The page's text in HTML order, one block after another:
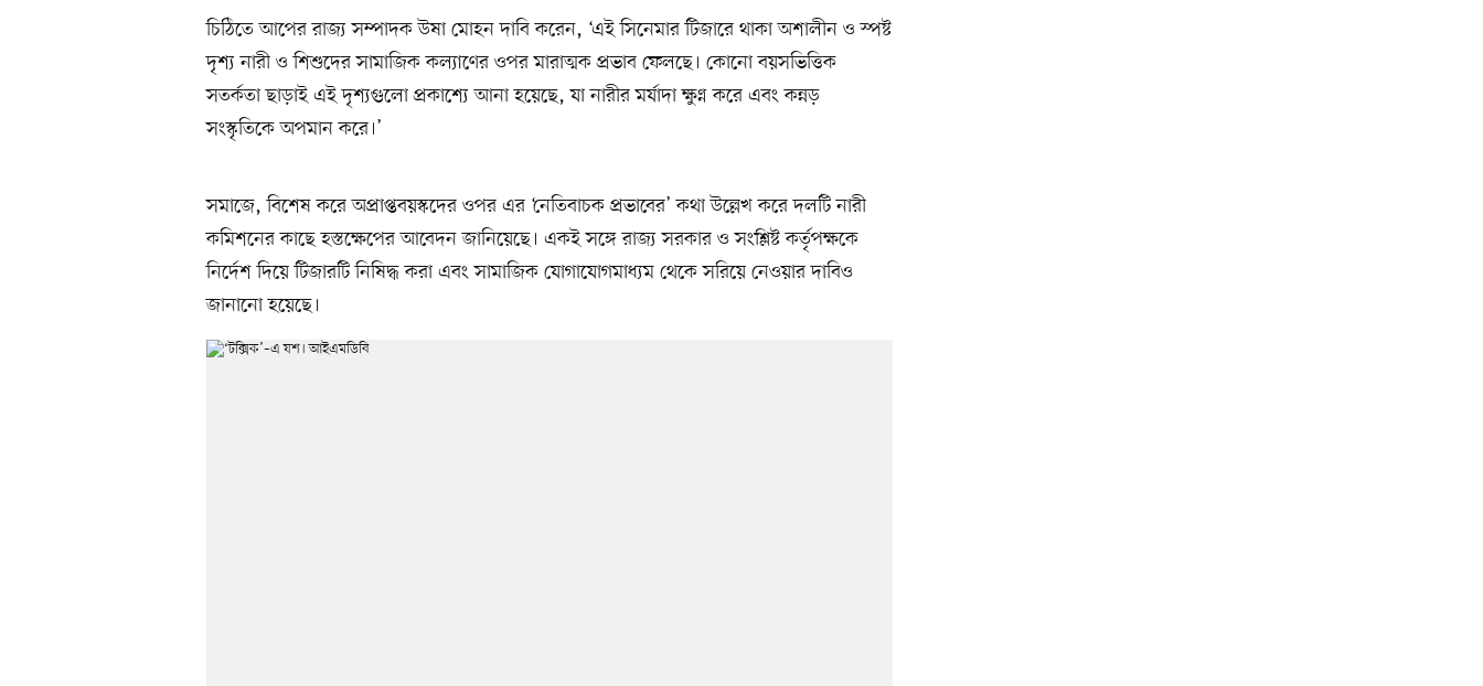
চিঠিতে আপের রাজ্য সম্পাদক উষা মোহন দাবি করেন, ‘এই সিনেমার টিজারে থাকা অশালীন ও স্পষ্ট
দৃশ্য নারী ও শিশুদের সামাজিক কল্যাণের ওপর মারাত্মক প্রভাব ফেলছে। কোনো বয়সভিত্তিক
সতর্কতা ছাড়াই এই দৃশ্যগুলো প্রকাশ্যে আনা হয়েছে, যা নারীর মর্যাদা ক্ষুণ্ন করে এবং কন্নড়
সংস্কৃতিকে অপমান করে।’
সমাজে, বিশেষ করে অপ্রাপ্তবয়স্কদের ওপর এর ‘নেতিবাচক প্রভাবের’ কথা উল্লেখ করে দলটি নারী
কমিশনের কাছে হস্তক্ষেপের আবেদন জানিয়েছে। একই সঙ্গে রাজ্য সরকার ও সংশ্লিষ্ট কর্তৃপক্ষকে
নির্দেশ দিয়ে টিজারটি নিষিদ্ধ করা এবং সামাজিক যোগাযোগমাধ্যম থেকে সরিয়ে নেওয়ার দাবিও
জানানো হয়েছে।